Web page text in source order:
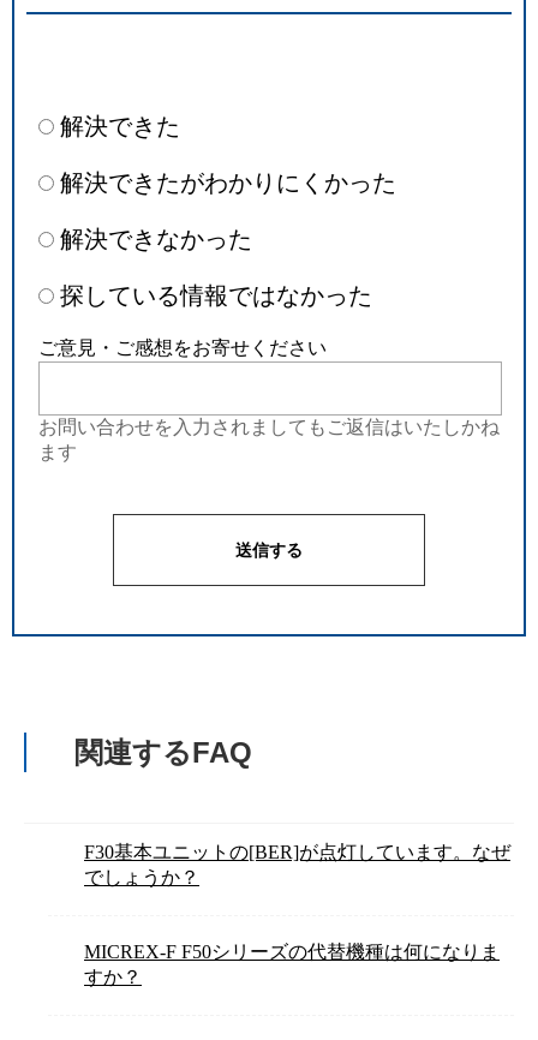
解決できた
解決できたがわかりにくかった
解決できなかった
探している情報ではなかった
ご意見・ご感想をお寄せください
お問い合わせを入力されましてもご返信はいたしかね
ます
関連するFAQ
F30基本ユニットの[BER]が点灯しています。なぜ
でしょうか？
MICREX-F F50シリーズの代替機種は何になりま
すか？